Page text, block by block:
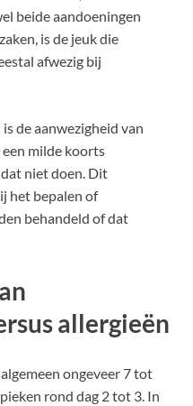
beide aandoeningen
is de jeuk die
afwezig bij
de aanwezigheid van
milde koorts
niet doen. Dit
het bepalen of
behandeld of dat
allergieën
ongeveer 7 tot
rond dag 2 tot 3. In